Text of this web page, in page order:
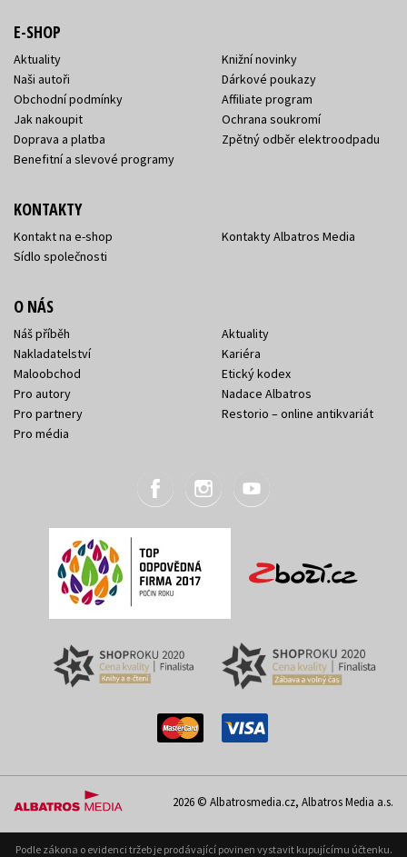
E-SHOP
Aktuality
Naši autoři
Obchodní podmínky
Jak nakoupit
Doprava a platba
Benefitní a slevové programy
Knižní novinky
Dárkové poukazy
Affiliate program
Ochrana soukromí
Zpětný odběr elektroodpadu
KONTAKTY
Kontakt na e-shop
Sídlo společnosti
Kontakty Albatros Media
O NÁS
Náš příběh
Nakladatelství
Maloobchod
Pro autory
Pro partnery
Pro média
Aktuality
Kariéra
Etický kodex
Nadace Albatros
Restorio – online antikvariát
2026 © Albatrosmedia.cz, Albatros Media a.s.
Podle zákona o evidenci tržeb je prodávající povinen vystavit kupujícímu účtenku.